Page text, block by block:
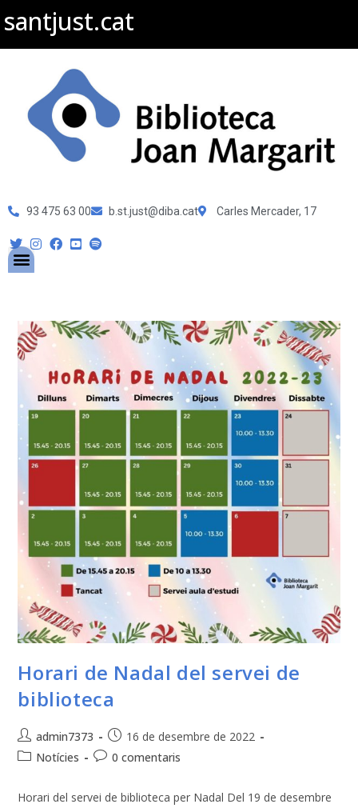
santjust.cat
93 475 63 00 b.st.just@diba.cat Carles Mercader, 17
Horari de Nadal del servei de
biblioteca
admin7373
16 de desembre de 2022
Notícies
0 comentaris
Horari del servei de biblioteca per Nadal Del 19 de desembre